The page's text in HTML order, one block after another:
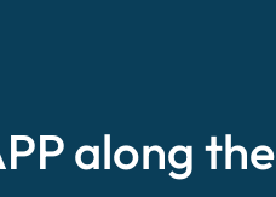
along the